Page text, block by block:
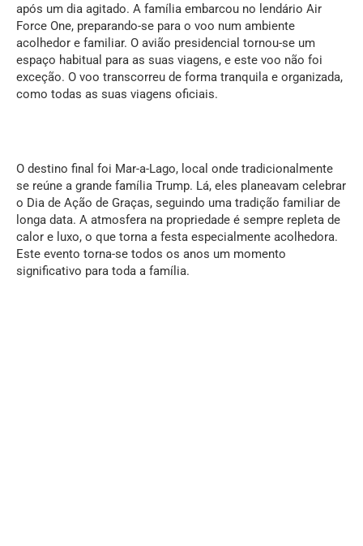
após um dia agitado. A família embarcou no lendário Air
Force One, preparando-se para o voo num ambiente
acolhedor e familiar. O avião presidencial tornou-se um
espaço habitual para as suas viagens, e este voo não foi
exceção. O voo transcorreu de forma tranquila e organizada,
como todas as suas viagens oficiais.
O destino final foi Mar-a-Lago, local onde tradicionalmente
se reúne a grande família Trump. Lá, eles planeavam celebrar
o Dia de Ação de Graças, seguindo uma tradição familiar de
longa data. A atmosfera na propriedade é sempre repleta de
calor e luxo, o que torna a festa especialmente acolhedora.
Este evento torna-se todos os anos um momento
significativo para toda a família.